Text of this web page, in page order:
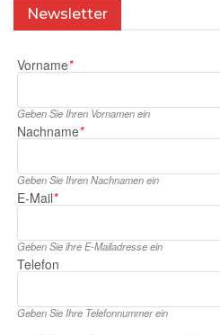
Newsletter
Vorname*
Geben Sie Ihren Vornamen ein
Nachname*
Geben Sie Ihren Nachnamen ein
E‑Mail*
Geben Sie ihre E‑Mailadresse ein
Telefon
Geben Sie Ihre Telefonnummer ein